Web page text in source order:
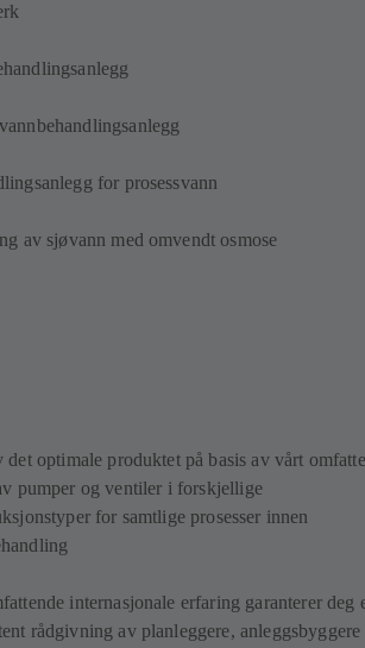
for prosessvann
av sjøvann med omvendt osmose
det optimale produktet på basis av vårt
pumper og ventiler i forskjellige
for samtlige prosesser innen
internasjonale erfaring garanterer deg
rådgivning av planleggere, anleggsbyggere